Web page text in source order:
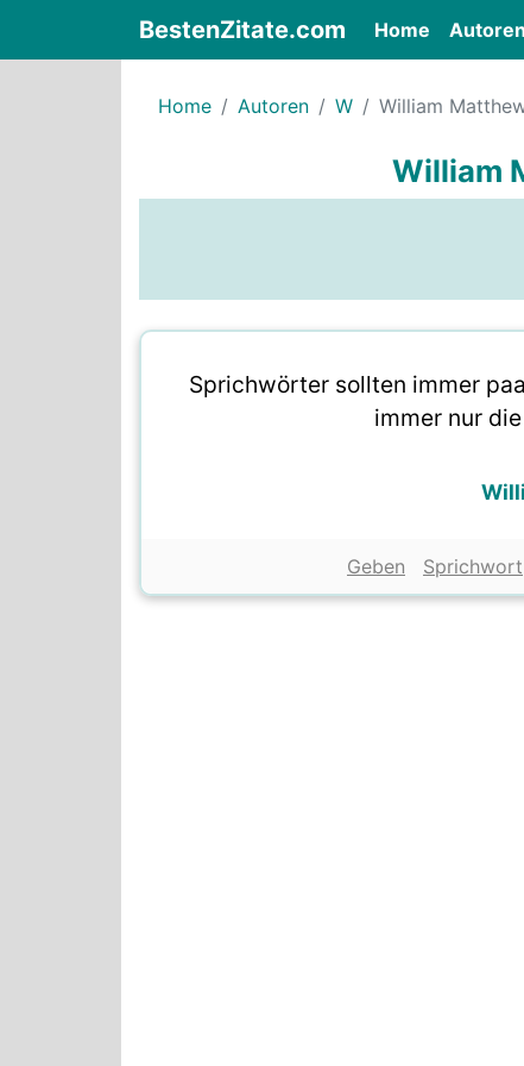
BestenZitate.com Home (current)
Autoren
Home Autoren W William
William
Sprichwörter sollten immer
immer nur
Geben Sprichwort